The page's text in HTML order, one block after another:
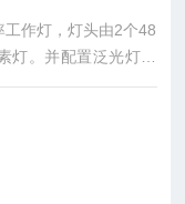
作灯，灯头由2个48
灯。并配置泛光灯头
上分别朝一个方向照
，大升起高度为2.3
覆